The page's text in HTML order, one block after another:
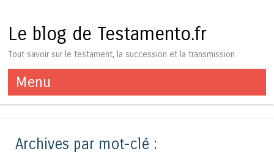
Le blog de Testamento.fr
Tout savoir sur le testament, la succession et la transmission
Menu
Aller au contenu
Archives par mot-clé :